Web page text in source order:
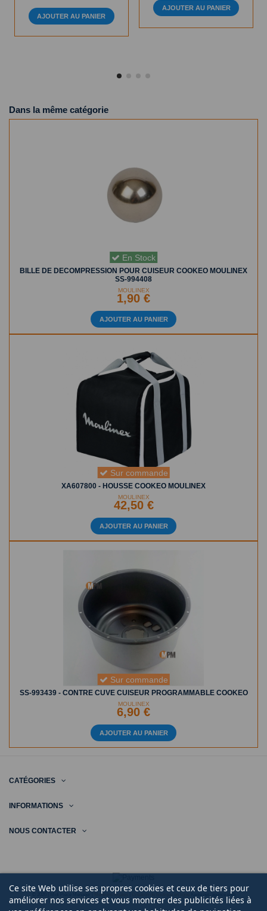
AJOUTER AU PANIER
AJOUTER AU PANIER
Dans la même catégorie
En Stock
BILLE DE DECOMPRESSION POUR CUISEUR COOKEO MOULINEX
SS-994408
MOULINEX
1,90 €
AJOUTER AU PANIER
Sur commande
XA607800 - HOUSSE COOKEO MOULINEX
MOULINEX
42,50 €
AJOUTER AU PANIER
Sur commande
SS-993439 - CONTRE CUVE CUISEUR PROGRAMMABLE COOKEO
MOULINEX
6,90 €
AJOUTER AU PANIER
CATÉGORIES
INFORMATIONS
NOUS CONTACTER
Ce site Web utilise ses propres cookies et ceux de tiers pour
améliorer nos services et vous montrer des publicités liées à
Mentions légales Keole.net, agence web